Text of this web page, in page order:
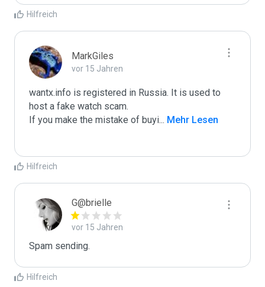
Hilfreich
MarkGiles
vor 15 Jahren
wantx.info is registered in Russia. It is used to
host a fake watch scam.
If you make the mistake of buyi... Mehr Lesen
Hilfreich
G@brielle
vor 15 Jahren
Spam sending.
Hilfreich